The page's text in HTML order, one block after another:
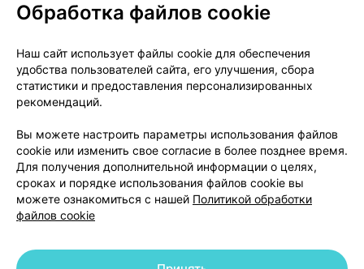
О проекте
Новости проекта
Размещение рекламы
Медицинский маркетинг
Публичный договор
Доставка
Способы оплаты
Вакансии
Партнеры
Написать руководителю 103.by
Написать в поддержку
Персональные настройки Cookie
Обработка файлов cookie
Наш сайт использует файлы cookie для обеспечения
удобства пользователей сайта, его улучшения, сбора
статистики и предоставления персонализированных
рекомендаций.
Вы можете настроить параметры использования файлов
cookie или изменить свое согласие в более позднее время.
Для получения дополнительной информации о целях,
сроках и порядке использования файлов cookie вы
можете ознакомиться с нашей Политикой обработки
файлов cookie